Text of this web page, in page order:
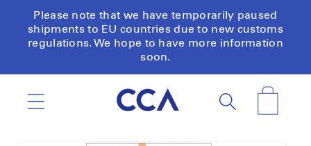
Skip to
content
Please note that we have temporarily paused
shipments to EU countries due to new customs
regulations. We hope to have more information
soon.